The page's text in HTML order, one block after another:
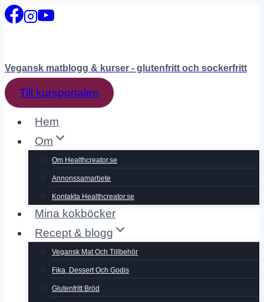
Skip
Vegansk matblogg & kurser - glutenfritt och sockerfritt
Till kursportalen
Hem
Om
Om Healthcreator.se
Annonssamarbete
Kontakta Healthcreator.se
Mina kokböcker
Recept & blogg
Vegansk Mat Och Tillbehör
Fika, Dessert Och Godis
Glutenfritt Bröd